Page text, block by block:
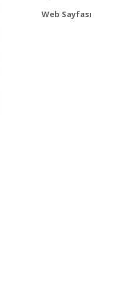
Web Sayfası